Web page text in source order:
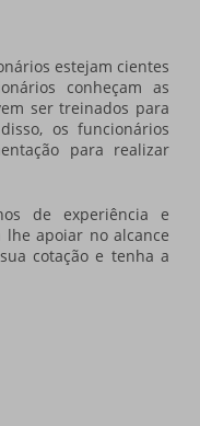
estejam cientes
conheçam as
ser treinados para
os funcionários
para realizar
de experiência e
apoiar no alcance
cotação e tenha a